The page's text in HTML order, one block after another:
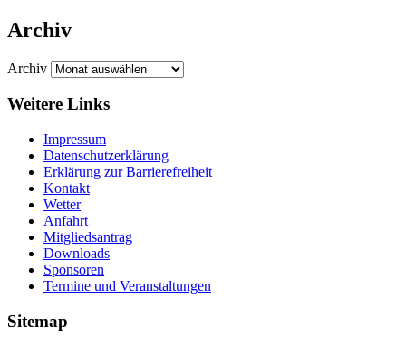
Archiv
Archiv
Weitere Links
Impressum
Datenschutzerklärung
Erklärung zur Barriere­frei­heit
Kontakt
Wetter
Anfahrt
Mitgliedsantrag
Downloads
Sponsoren
Termine und Veranstaltungen
Sitemap